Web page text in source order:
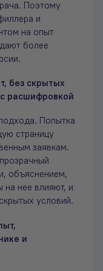
Поэтому
и
на опыт
более
без скрытых
расшифровкой
Попытка
страницу
заявкам.
объяснением,
на нее влияют, и
условий.
и